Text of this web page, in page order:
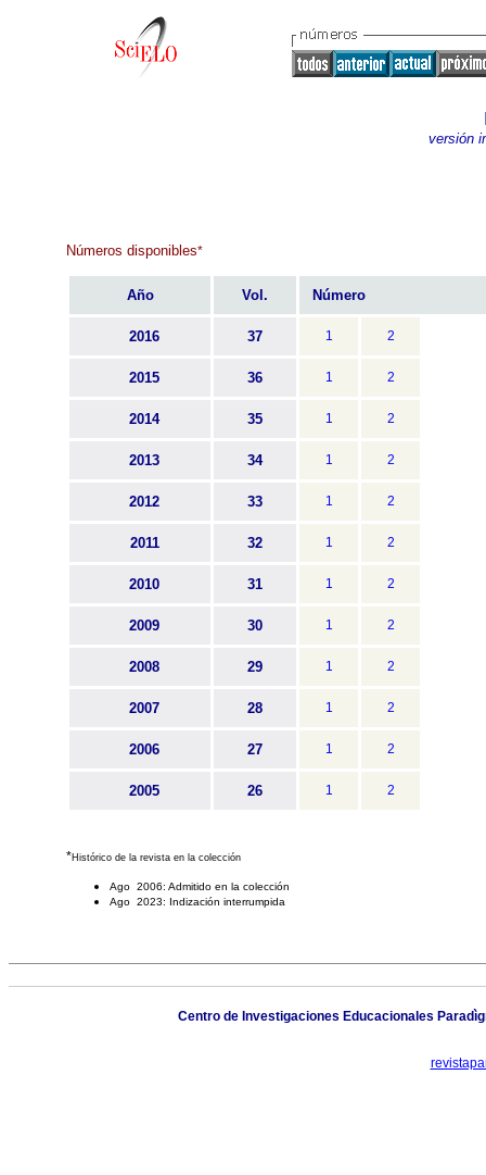
versión
Números disponibles*
Año Vol. Número
2016 37 1 2
2015 36 1 2
2014 35 1 2
2013 34 1 2
2012 33 1 2
2011 32 1 2
2010 31 1 2
2009 30 1 2
2008 29 1 2
2007 28 1 2
2006 27 1 2
2005 26 1 2
*Histórico de la revista en la colección
Ago 2006: Admitido en la colección
Ago 2023: Indización interrumpida
Centro de Investigaciones Educacionales